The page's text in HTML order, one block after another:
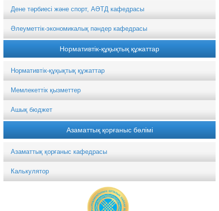
Дене тәрбиесі және спорт, АӘТД кафедрасы
Әлеуметтік-экономикалық пәндер кафедрасы
Нормативтік-құқықтық құжаттар
Нормативтік-құқықтық құжаттар
Мемлекеттік қызметтер
Ашық бюджет
Азаматтық қорғаныс бөлімі
Азаматтық қорғаныс кафедрасы
Калькулятор